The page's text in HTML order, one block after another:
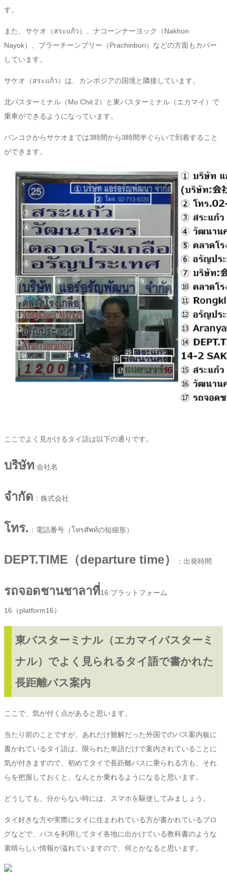
す。
また、サケオ（สระแก้ว）、ナコーンナーヨック（Nakhon
Nayok）、プラーチーンブリー（Prachinburi）などの方面もカバー
しています。
サケオ（สระแก้ว）は、カンボジアの国境と隣接しています。
北バスターミナル（Mo Chit 2） と東バスターミナル （エカマイ ）で
乗車ができるようになっています。
バンコクからサケオまでは3時間から3時間半ぐらいで到着すること
ができます。
ここでよく見かけるタイ語は以下の通りです。
บริษัท:会社名
จำกัด ：株式会社
โทร. ：電話番号（โทรศัพท์の短縮形）
DEPT.TIME（departure time） ：出発時間
รถจอดชานชาลาที่16:プラットフォーム
16（platform16）
東バスターミナル（エカマイバスターミ
ナル）でよく見られるタイ語で書かれた
長距離バス案内
ここで、気が付く点があると思います。
当たり前のことですが、あれだけ難解だった外国でのバス案内板に
書かれているタイ語は、限られた単語だけで案内されていることに
気が付きますので、初めてタイで長距離バスに乗られる方も、それ
らを把握しておくと、なんとか乗れるようになると思います。
どうしても、分からない時には、スマホを駆使してみましょう。
タイ好きな方や実際にタイに住まわれている方が書かれているブロ
グなどで、バスを利用してタイ各地に出かけている教科書のような
素晴らしい情報が溢れていますので、何とかなると思います。